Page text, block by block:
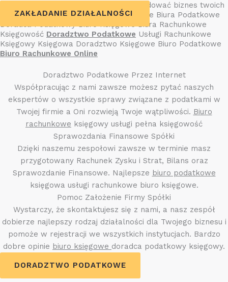
Dzięki naszym usługom pomożemy zbudować biznes twoich
marzeń. Usługi Księgowe Biura Księgowe Biura Podatkowe
Doradca Podatkowy Biuro Księgowe Biura Rachunkowe
Księgowość Doradztwo Podatkowe Usługi Rachunkowe
Księgowy Księgowa Doradztwo Księgowe Biuro Podatkowe
Biuro Rachunkowe Online
Doradztwo Podatkowe Przez Internet
Współpracując z nami zawsze możesz pytać naszych
ekspertów o wszystkie sprawy związane z podatkami w
Twojej firmie a Oni rozwieją Twoje wątpliwości. Biuro
rachunkowe księgowy usługi pełna księgowość
Sprawozdania Finansowe Spółki
Dzięki naszemu zespołowi zawsze w terminie masz
przygotowany Rachunek Zysku i Strat, Bilans oraz
Sprawozdanie Finansowe. Najlepsze biuro podatkowe
księgowa usługi rachunkowe biuro księgowe.
Pomoc Założenie Firmy Spółki
Wystarczy, że skontaktujesz się z nami, a nasz zespół
dobierze najlepszy rodzaj działalności dla Twojego biznesu i
pomoże w rejestracji we wszystkich instytucjach. Bardzo
dobre opinie biuro księgowe doradca podatkowy księgowy.
DORADZTWO PODATKOWE
SPRAWOZDANIA FINANSOWE
ZAKŁADANIE DZIAŁALNOŚCI